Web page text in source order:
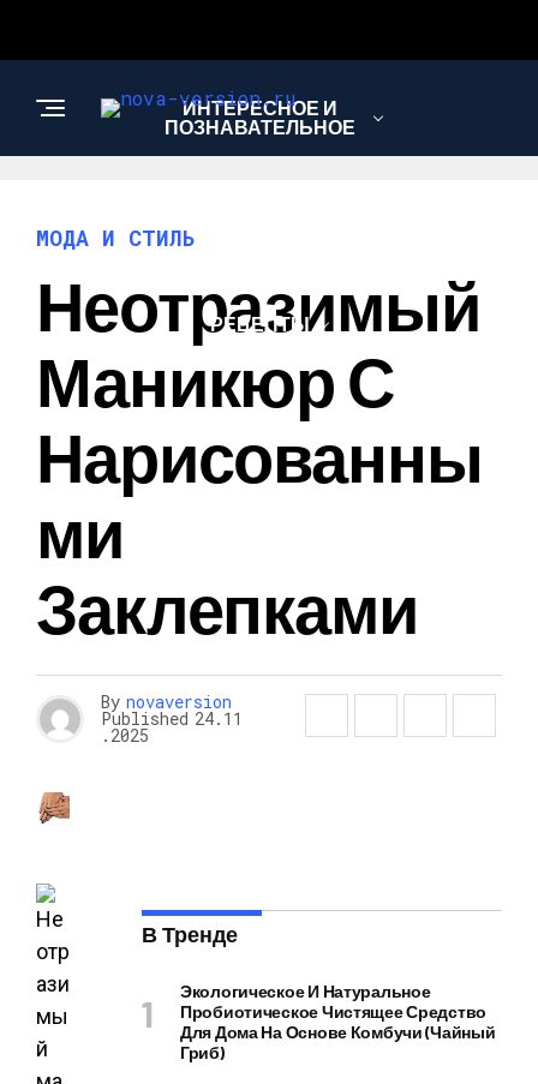
ИНТЕРЕСНОЕ И
ПОЗНАВАТЕЛЬНОЕ
МОДА И СТИЛЬ
РЕЦЕПТЫ
МОДА И СТИЛЬ
Неотразимый
Маникюр С
Нарисованны
Ми
Заклепками
By novaversion
Published 24.11
.2025
В Тренде
Экологическое И Натуральное
Пробиотическое Чистящее Средство
Для Дома На Основе Комбучи (чайный
Гриб)